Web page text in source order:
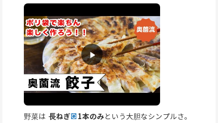
野菜は 長ねぎ 1本のみという大胆なシンプルさ。